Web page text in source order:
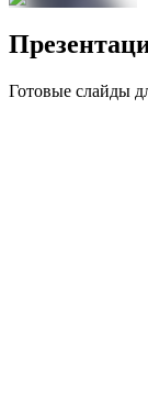
Готовые слайды